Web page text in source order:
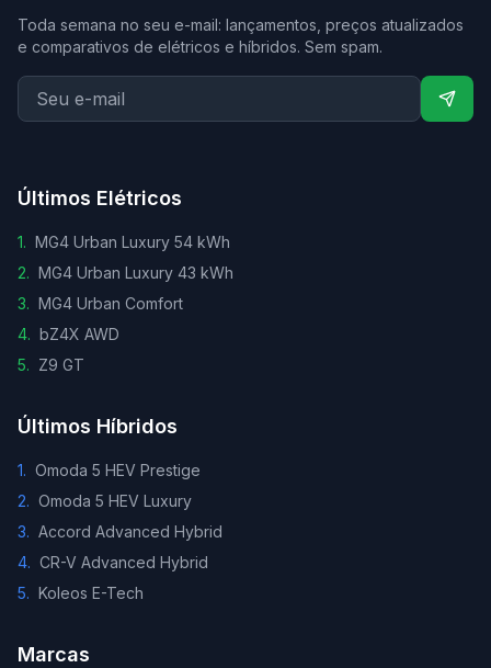
Toda semana no seu e-mail: lançamentos, preços atualizados
e comparativos de elétricos e híbridos. Sem spam.
Últimos Elétricos
1. MG4 Urban Luxury 54 kWh
2. MG4 Urban Luxury 43 kWh
3. MG4 Urban Comfort
4. bZ4X AWD
5. Z9 GT
Últimos Híbridos
1. Omoda 5 HEV Prestige
2. Omoda 5 HEV Luxury
3. Accord Advanced Hybrid
4. CR-V Advanced Hybrid
5. Koleos E-Tech
Marcas